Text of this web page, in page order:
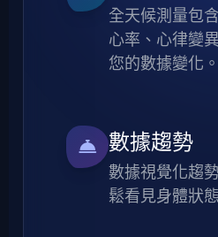
全天候測量包
心率、心律變
您的數據變化。
數據趨勢
數據視覺化趨
鬆看見身體狀